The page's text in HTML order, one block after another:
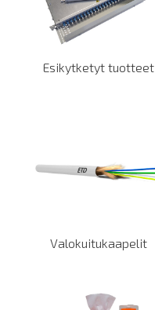
Esikytketyt tuotteet
Valokuitukaapelit